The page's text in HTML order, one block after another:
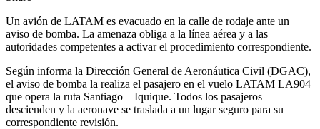
Un avión de LATAM es evacuado en la calle de rodaje ante un
aviso de bomba. La amenaza obliga a la línea aérea y a las
autoridades competentes a activar el procedimiento correspondiente.
Según informa la Dirección General de Aeronáutica Civil (DGAC),
el aviso de bomba la realiza el pasajero en el vuelo LATAM LA904
que opera la ruta Santiago – Iquique. Todos los pasajeros
descienden y la aeronave se traslada a un lugar seguro para su
correspondiente revisión.